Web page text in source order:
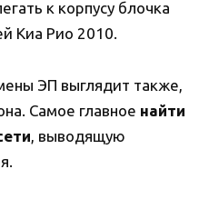
к корпусу блочка
Киа Рио 2010.
ЭП выглядит также,
Самое главное найти
, выводящую